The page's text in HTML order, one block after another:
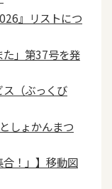
』リストにつ
た」第37号を発
（ぶっくび
しょかんまつ
合！」】移動図